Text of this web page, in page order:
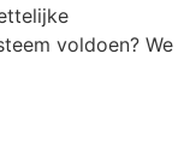
voldoen? We